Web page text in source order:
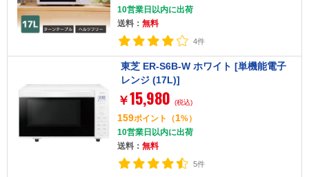
10営業日以内に出荷
送料： 無料
4件
東芝 ER-S6B-W ホワイト [単機能電子
レンジ (17L)]
￥15,980 (税込)
159ポイント （1%）
10営業日以内に出荷
送料： 無料
5件